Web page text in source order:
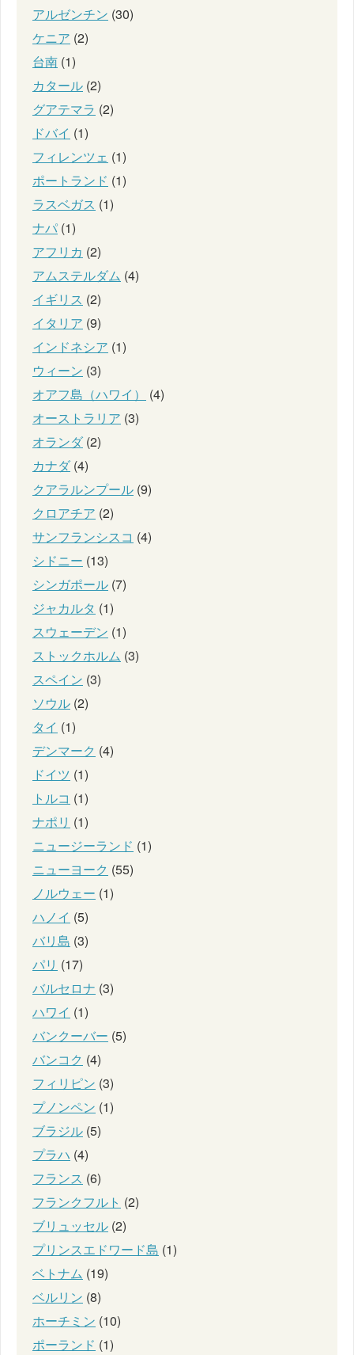
アルゼンチン (30)
ケニア (2)
台南 (1)
カタール (2)
グアテマラ (2)
ドバイ (1)
フィレンツェ (1)
ポートランド (1)
ラスベガス (1)
ナパ (1)
アフリカ (2)
アムステルダム (4)
イギリス (2)
イタリア (9)
インドネシア (1)
ウィーン (3)
オアフ島（ハワイ）
(4)
オーストラリア (3)
オランダ(2)
カナダ(4)
クアラルンプール (9)
クロアチア (2)
サンフランシスコ (4)
シドニー (13)
シンガポール (7)
ジャカルタ (1)
スウェーデン (1)
ストックホルム (3)
スペイン (3)
ソウル (2)
タイ (1)
デンマーク (4)
ドイツ (1)
トルコ (1)
ナポリ (1)
ニュージーランド (1)
ニューヨーク (55)
ノルウェー (1)
ハノイ (5)
バリ島 (3)
パリ (17)
バルセロナ (3)
ハワイ (1)
バンクーバー (5)
バンコク (4)
フィリピン (3)
プノンペン (1)
ブラジル (5)
プラハ (4)
フランス (6)
フランクフルト (2)
ブリュッセル (2)
プリンスエドワード島 (1)
ベトナム (19)
ベルリン (8)
ホーチミン (10)
ポーランド (1)